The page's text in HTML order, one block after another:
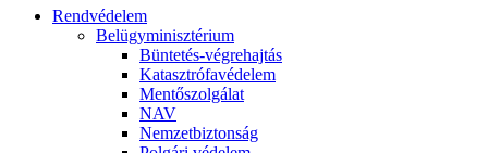
Rendvédelem
Belügyminisztérium
Büntetés-végrehajtás
Katasztrófavédelem
Mentőszolgálat
NAV
Nemzetbiztonság